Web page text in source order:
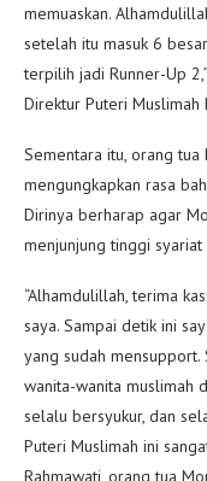
memuaskan.
setelah itu masuk 6
terpilih jadi Runner-Up
Direktur Puteri Muslimah
Sementara itu, orang tua
mengungkapkan rasa
Dirinya berharap agar
menjunjung tinggi syariat
“Alhamdulillah, terima
saya. Sampai detik ini
yang sudah
wanita-wanita muslimah
selalu bersyukur, dan
Puteri Muslimah ini
Rahmawati, orang tua